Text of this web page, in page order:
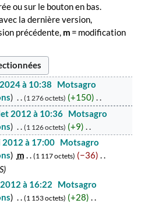
ou sur le bouton en bas.
la dernière version,
précédente, m = modification
à 10:38
Motsagro
1 276 octets +150
2012 à 10:36‎ Motsagro
1 126 octets +9
2012 à 17:00‎ Motsagro
m 1 117 octets −36
à 16:22
Motsagro
1 153 octets +28